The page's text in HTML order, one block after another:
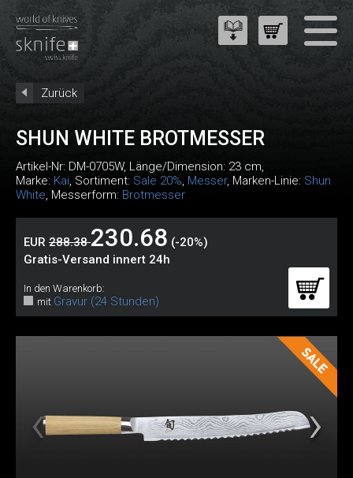
Zurück
SHUN WHITE BROTMESSER
Artikel-Nr: DM-0705W, Länge/Dimension: 23 cm,
Marke: Kai, Sortiment: Sale 20%, Messer, Marken-Linie: Shun
White, Messerform: Brotmesser
EUR 288.38230.68 (-20%)
Gratis-Versand innert 24h
In den Warenkorb:
mit Gravur (24 Stunden)